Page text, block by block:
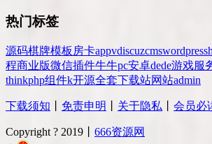
热门标签
源码棋牌模板 房卡appvdiscuzcmswordpress
程商业版微信插件牛牛pc安卓dede游戏服
thinkphp组件k开源全套下载站网站admin
下载须知 免责申明 关于隐私 会员必
Copyright ? 2019丨 666资源网